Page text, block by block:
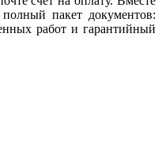
пакет документов:
работ и гарантийный